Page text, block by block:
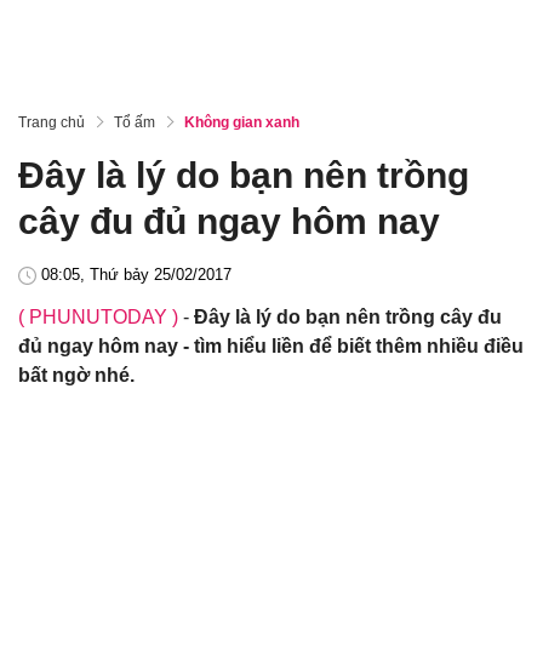
Trang chủ Tổ ấm Không gian xanh
Đây là lý do bạn nên trồng
cây đu đủ ngay hôm nay
08:05, Thứ bảy 25/02/2017
( PHUNUTODAY ) - Đây là lý do bạn nên trồng cây đu
đủ ngay hôm nay - tìm hiểu liền để biết thêm nhiều điều
bất ngờ nhé.